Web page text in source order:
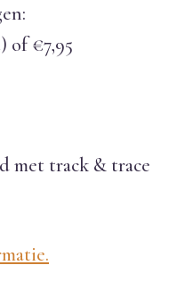
of €7,95
met track & trace